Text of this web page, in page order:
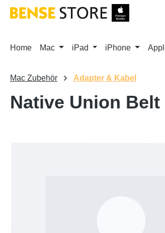
Hauptinhalt springen
Zur Suche springen
Zur Hauptnavigation springen
Home Mac iPad iPhone
Mac Zubehör Adapter & Kabel
Native Union Belt